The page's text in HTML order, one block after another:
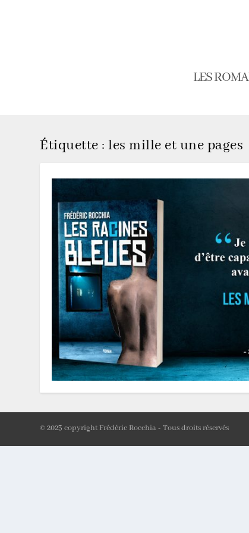
LES
Étiquette :les mille et une pages
© 2023 copyright Frédéric Rocchia - Tous droits réservés